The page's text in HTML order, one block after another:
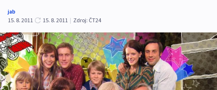
jab
15. 8. 2011
15. 8. 2011 | Zdroj: ČT24